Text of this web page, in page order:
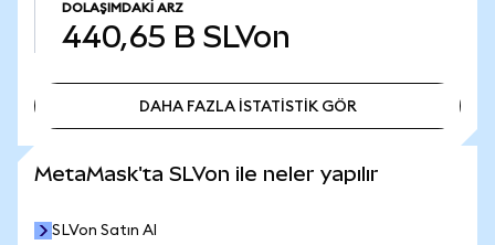
DOLAŞIMDAKI ARZ
440,65 B SLVon
DAHA FAZLA İSTATİSTİK GÖR
MetaMask'ta SLVon ile neler yapılır
SLVon Satın Al